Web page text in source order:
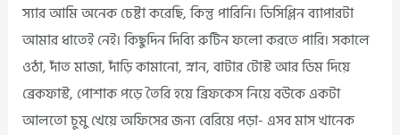
স্যার আমি অনেক চেষ্টা করেছি, কিন্তু পারিনি। ডিসিপ্লিন ব্যাপারটা
আমার ধাতেই নেই। কিছুদিন দিব্যি রুটিন ফলো করতে পারি। সকালে
ওঠা, দাঁত মাজা, দাঁড়ি কামানো, স্নান, বাটার টোস্ট আর ডিম দিয়ে
ব্রেকফাস্ট, পোশাক পড়ে তৈরি হয়ে ব্রিফকেস নিয়ে বউকে একটা
আলতো চুমু খেয়ে অফিসের জন্য বেরিয়ে পড়া- এসব মাস খানেক